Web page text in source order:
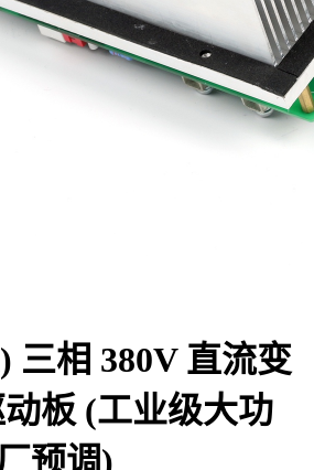
三相 380V 直流变
板 (工业级大功
预调)